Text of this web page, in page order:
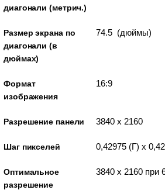
диагонали (метрич.)
Размер экрана по
диагонали (в
дюймах)
74.5 (дюймы)
Формат
изображения
16:9
Разрешение панели 3840 x 2160
Шаг пикселей 0,42975 (Г) x
Оптимальное
разрешение
3840 x 2160 при